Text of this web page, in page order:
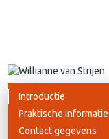
Introductie
Praktische informatie
Contact gegevens